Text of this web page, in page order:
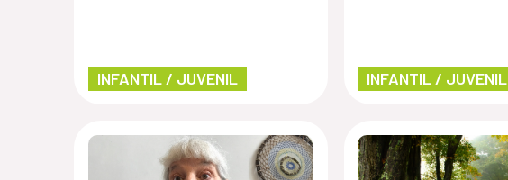
INFANTIL / JUVENIL INFANTIL / JUVENIL